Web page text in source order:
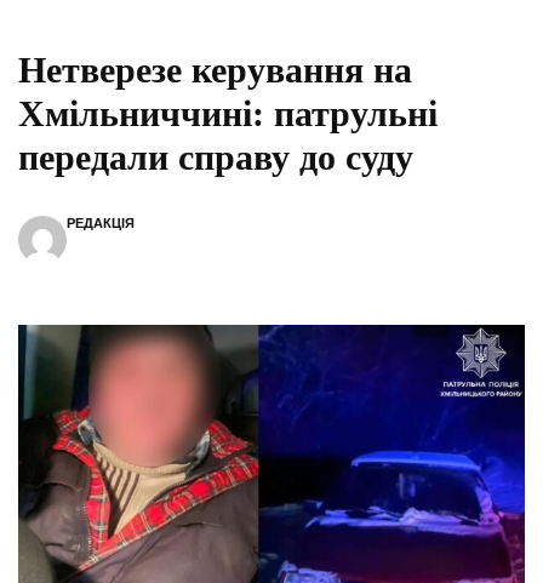
Нетверезе керування на
Хмільниччині: патрульні
передали справу до суду
РЕДАКЦІЯ